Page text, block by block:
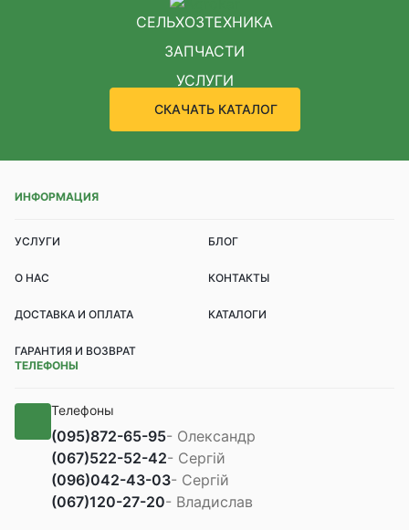
СЕЛЬХОЗТЕХНИКА
ЗАПЧАСТИ
УСЛУГИ
СКАЧАТЬ КАТАЛОГ
ИНФОРМАЦИЯ
УСЛУГИ БЛОГ
О НАС КОНТАКТЫ
ДОСТАВКА И ОПЛАТА КАТАЛОГИ
ГАРАНТИЯ И ВОЗВРАТ
ТЕЛЕФОНЫ
Телефоны
(095)872-65-95- Олександр
(067)522-52-42- Сергій
(096)042-43-03- Сергій
(067)120-27-20- Владислав